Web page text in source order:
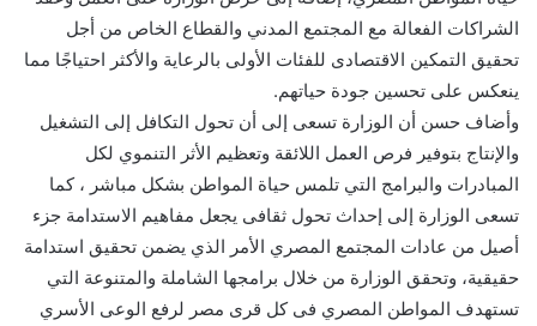
الشراكات الفعالة مع المجتمع المدني والقطاع الخاص من أجل
تحقيق التمكين الاقتصادى للفئات الأولى بالرعاية والأكثر احتياجًا مما
ينعكس على تحسين جودة حياتهم.
وأضاف حسن أن الوزارة تسعى إلى أن تحول التكافل إلى التشغيل
والإنتاج بتوفير فرص العمل اللائقة وتعظيم الأثر التنموي لكل
المبادرات والبرامج التي تلمس حياة المواطن بشكل مباشر ، كما
تسعى الوزارة إلى إحداث تحول ثقافى يجعل مفاهيم الاستدامة جزء
أصيل من عادات المجتمع المصري الأمر الذي يضمن تحقيق استدامة
حقيقية، وتحقق الوزارة من خلال برامجها الشاملة والمتنوعة التي
تستهدف المواطن المصري فى كل قرى مصر لرفع الوعى الأسري